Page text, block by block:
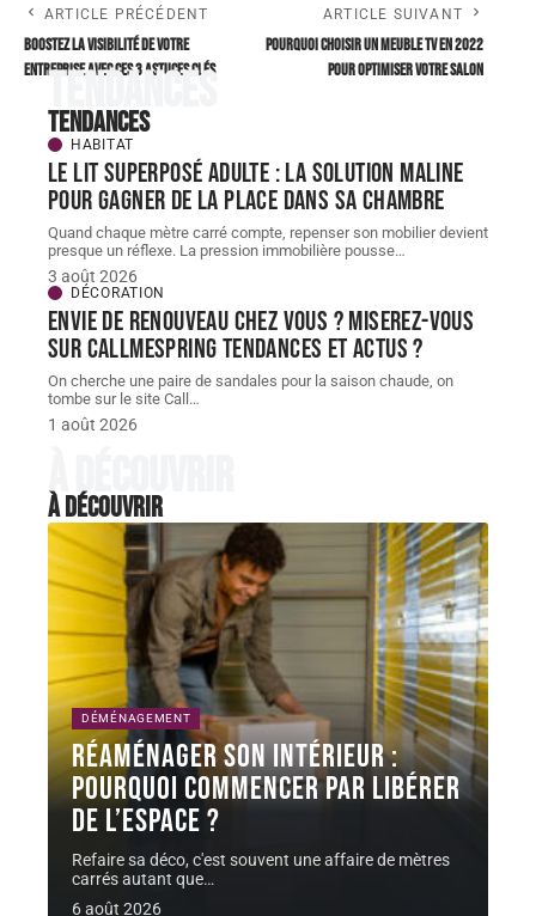
ARTICLE PRÉCÉDENT
Boostez la visibilité de votre
entreprise avec ces 3 astuces clés
ARTICLE SUIVANT
Pourquoi choisir un meuble TV en 2022
pour optimiser votre salon
Tendances
Tendances
HABITAT
Le lit superposé adulte : la solution maline
pour gagner de la place dans sa chambre
Quand chaque mètre carré compte, repenser son mobilier devient
presque un réflexe. La pression immobilière pousse…
3 août 2026
DÉCORATION
Envie de renouveau chez vous ? Miserez-vous
sur Callmespring Tendances et actus ?
On cherche une paire de sandales pour la saison chaude, on
tombe sur le site Call…
1 août 2026
À découvrir
À découvrir
DÉMÉNAGEMENT
Réaménager son intérieur :
pourquoi commencer par libérer
de l’espace ?
Refaire sa déco, c'est souvent une affaire de mètres
carrés autant que…
6 août 2026